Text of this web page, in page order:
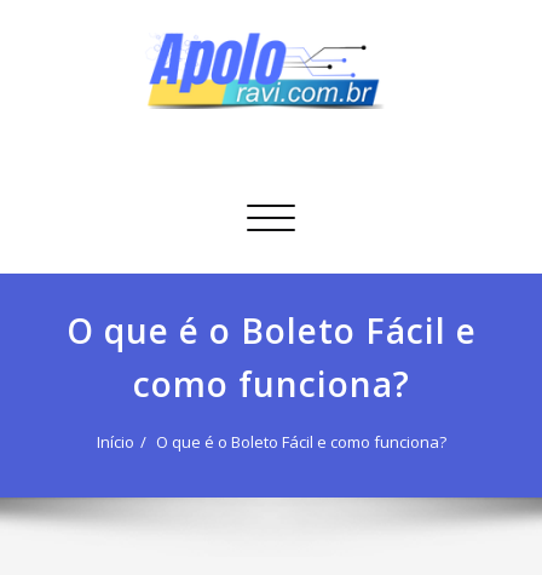
Alternar
O que é o Boleto Fácil e
como funciona?
Início O que é o Boleto Fácil e como funciona?